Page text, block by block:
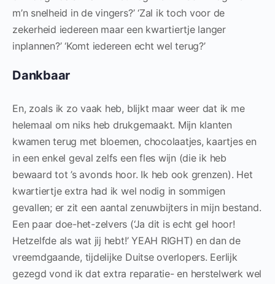
m’n snelheid in de vingers?’ ‘Zal ik toch voor de
zekerheid iedereen maar een kwartiertje langer
inplannen?’ ‘Komt iedereen echt wel terug?’
Dankbaar
En, zoals ik zo vaak heb, blijkt maar weer dat ik me
helemaal om niks heb drukgemaakt. Mijn klanten
kwamen terug met bloemen, chocolaatjes, kaartjes en
in een enkel geval zelfs een fles wijn (die ik heb
bewaard tot ’s avonds hoor. Ik heb ook grenzen). Het
kwartiertje extra had ik wel nodig in sommigen
gevallen; er zit een aantal zenuwbijters in mijn bestand.
Een paar doe-het-zelvers (‘Ja dit is echt gel hoor!
Hetzelfde als wat jij hebt!’ YEAH RIGHT) en dan de
vreemdgaande, tijdelijke Duitse overlopers. Eerlijk
gezegd vond ik dat extra reparatie- en herstelwerk wel